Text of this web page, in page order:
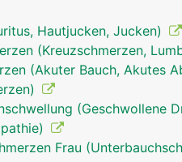
Hautjucken, Jucken)
(Kreuzschmerzen,
(Akuter Bauch, Akutes
(Geschwollene
Frau